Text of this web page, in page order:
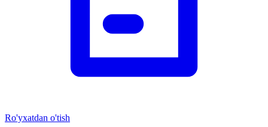
Ro'yxatdan o'tish